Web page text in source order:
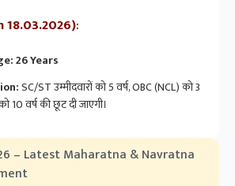
:
26 Years
SC/ST उम्मीदवारों को 5 वर्ष, OBC (NCL) को 3
10 वर्ष की छूट दी जाएगी।
– Latest Maharatna & Navratna